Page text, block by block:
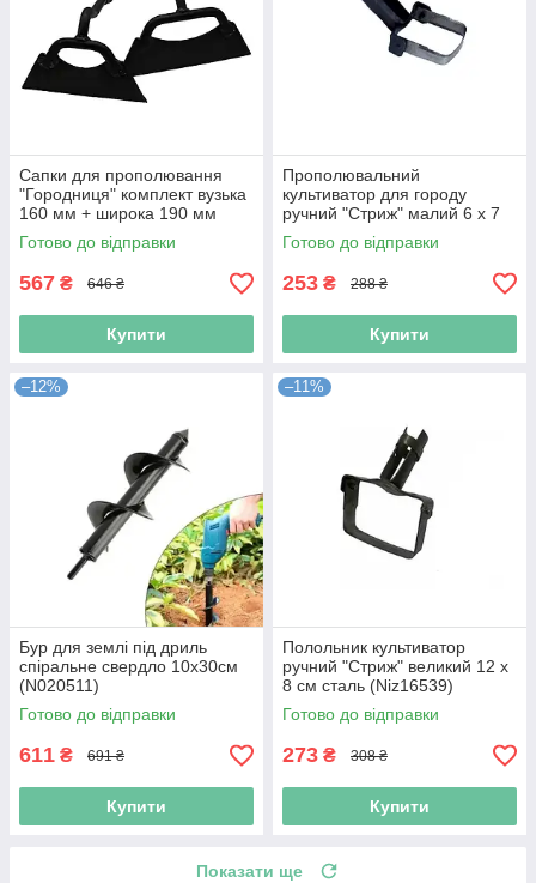
Сапки для прополювання
"Городниця" комплект вузька
160 мм + широка 190 мм
сталь (Niz15796)
Готово до відправки
567 ₴ 646 ₴
Купити
Прополювальний
культиватор для городу
ручний "Стриж" малий 6 х 7
см сталь (Niz16540)
Готово до відправки
253 ₴ 288 ₴
Купити
–12%
Бур для землі під дриль
спіральне свердло 10x30см
(N020511)
Готово до відправки
611 ₴ 691 ₴
Купити
–11%
Полольник культиватор
ручний "Стриж" великий 12 х
8 см сталь (Niz16539)
Готово до відправки
273 ₴ 308 ₴
Купити
Показати ще